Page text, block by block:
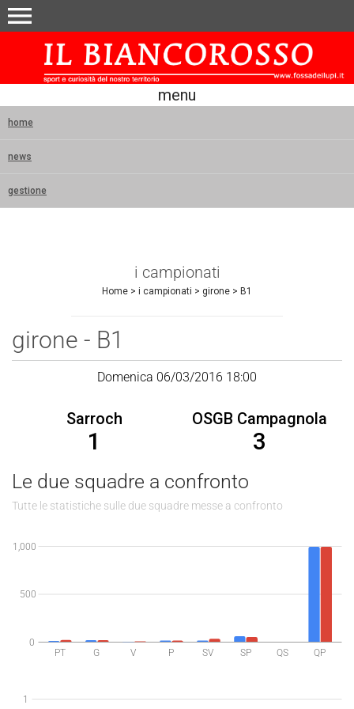
menu
menu
home
news
gestione
i campionati
Home > i campionati > girone > B1
girone - B1
Domenica 06/03/2016 18:00
Sarroch OSGB Campagnola
1 3
Le due squadre a confronto
Tutte le statistiche sulle due squadre messe a confronto
PT G V P SV SP QS QP
0
500
1,000
1